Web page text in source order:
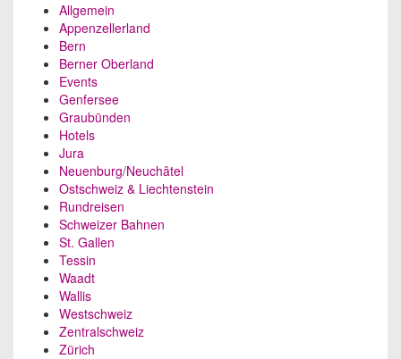
Allgemein
Appenzellerland
Bern
Berner Oberland
Events
Genfersee
Graubünden
Hotels
Jura
Neuenburg/Neuchâtel
Ostschweiz & Liechtenstein
Rundreisen
Schweizer Bahnen
St. Gallen
Tessin
Waadt
Wallis
Westschweiz
Zentralschweiz
Zürich